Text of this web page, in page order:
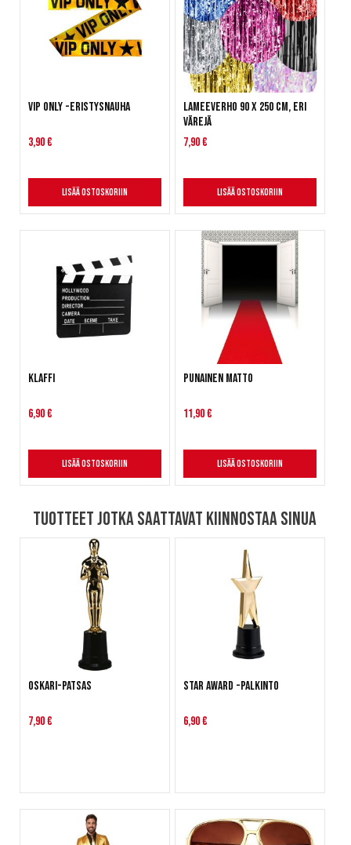
VIP Only -eristysnauha
3,90 €
Lisää ostoskoriin
Lameeverho 90 x 250 cm, eri
värejä
7,90 €
Lisää ostoskoriin
Klaffi
6,90 €
Lisää ostoskoriin
Punainen matto
11,90 €
Lisää ostoskoriin
Tuotteet jotka saattavat kiinnostaa sinua
Oskari-patsas
7,90 €
Star Award -palkinto
6,90 €